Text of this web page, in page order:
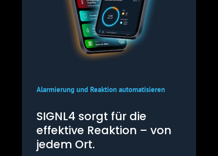
Alarmierung und Reaktion automatisieren
SIGNL4 sorgt für die
effektive Reaktion – von
jedem Ort.